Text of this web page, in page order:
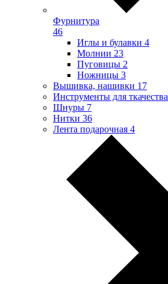
Фурнитура
46
Иглы и булавки 4
Молнии 23
Пуговицы 2
Ножницы 3
Вышивка, нашивки 17
Инструменты для ткачества
Шнуры 7
Нитки 36
Лента подарочная 4